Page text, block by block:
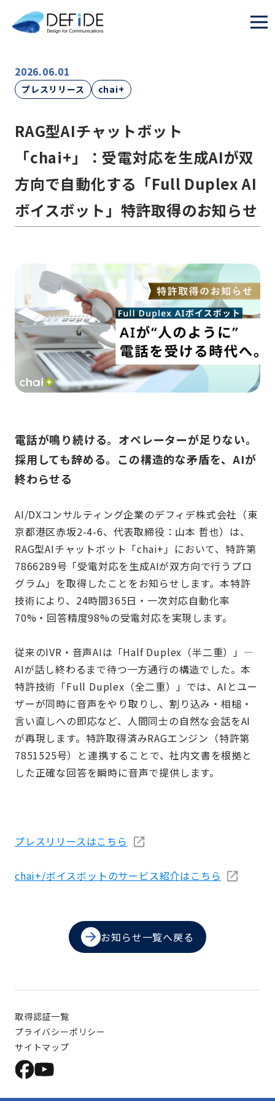
2026.06.01
プレスリリース chai+
RAG型AIチャットボット
「chai+」：受電対応を生成AIが双
方向で自動化する「Full Duplex AI
ボイスボット」特許取得のお知らせ
電話が鳴り続ける。オペレーターが足りない。
採用しても辞める。この構造的な矛盾を、AIが
終わらせる
AI/DXコンサルティング企業のデフィデ株式会社（東
京都港区赤坂2-4-6、代表取締役：山本 哲也）は、
RAG型AIチャットボット「chai+」において、特許第
7866289号「受電対応を生成AIが双方向で行うプロ
グラム」を取得したことをお知らせします。本特許
技術により、24時間365日・一次対応自動化率
70%・回答精度98%の受電対応を実現します。
従来のIVR・音声AIは「Half Duplex（半二重）」—
AIが話し終わるまで待つ一方通行の構造でした。本
特許技術「Full Duplex（全二重）」では、AIとユー
ザーが同時に音声をやり取りし、割り込み・相槌・
言い直しへの即応など、人間同士の自然な会話をAI
が再現します。特許取得済みRAGエンジン（特許第
7851525号）と連携することで、社内文書を根拠と
した正確な回答を瞬時に音声で提供します。
プレスリリースはこちら
chai+/ボイスボットのサービス紹介はこちら
お知らせ一覧へ戻る
取得認証一覧
プライバシーポリシー
サイトマップ